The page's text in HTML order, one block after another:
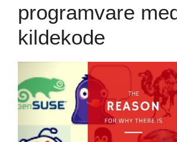
programvare
kildekode